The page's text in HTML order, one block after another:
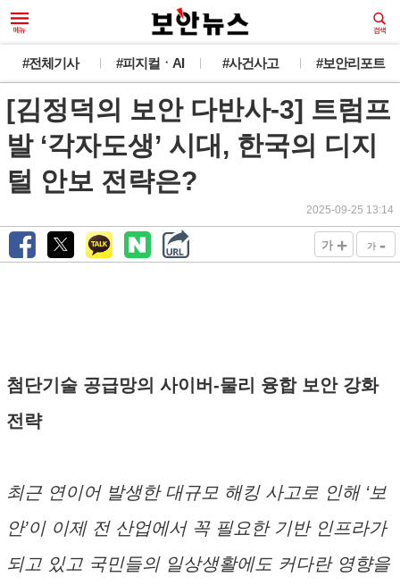
#전체기사 #피지컬ㆍAI #사건사고 #보안리포트
[김정덕의 보안 다반사-3] 트럼프
발 ‘각자도생’ 시대, 한국의 디지
털 안보 전략은?
2025-09-25 13:14
가 + 가 -
첨단기술 공급망의 사이버-물리 융합 보안 강화
전략
최근 연이어 발생한 대규모 해킹 사고로 인해 ‘보
안’이 이제 전 산업에서 꼭 필요한 기반 인프라가
되고 있고 국민들의 일상생활에도 커다란 영향을
새로운 뉴스가 도착했습니다.
韓 외교관 전원 해킹 추정... 최대 1만건 유출